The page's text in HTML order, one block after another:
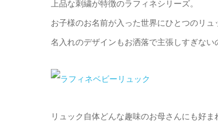
上品な刺繍が特徴のラフィネシリーズ。
お子様のお名前が入った世界にひとつのリュ
名入れのデザインもお洒落で主張しすぎない
リュック自体どんな趣味のお母さんにも好